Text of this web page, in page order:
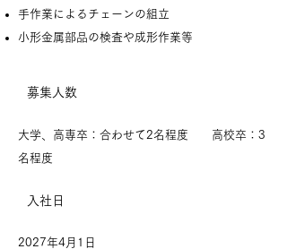
手作業によるチェーンの組立
小形金属部品の検査や成形作業等
​募集人数
​大学、高専卒：合わせて2名程度 高校卒：3
名程度
​入社日
​2027年4月1日